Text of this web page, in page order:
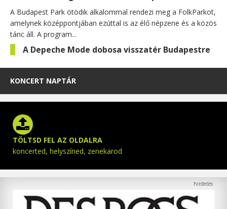
A Budapest Park ötödik alkalommal rendezi meg a FolkParkot,
amelynek középpontjában ezúttal is az élő népzene és a közös
tánc áll. A program...
A Depeche Mode dobosa visszatér Budapestre
KONCERT NAPTÁR
TÖLTSD FEL AZ OLDALRA
koncerted, helyszíned, zenekarod